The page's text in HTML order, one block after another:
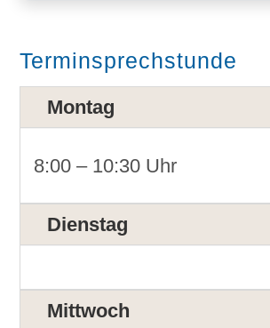
Terminsprechstunde
Montag
8:00 – 10:30 Uhr
Dienstag
Mittwoch